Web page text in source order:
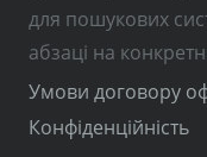
для пошукових
абзаці на
Умови договору
Конфіденційність